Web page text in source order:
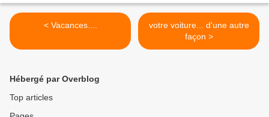
< Vacances....
votre voiture... d'une autre
façon >
Hébergé par Overblog
Top articles